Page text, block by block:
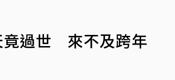
竟過世 來不及跨年